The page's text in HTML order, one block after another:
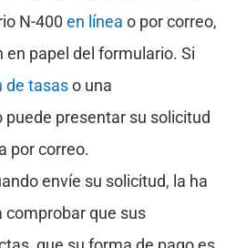
N-400 en línea o por correo,
en papel del formulario. Si
de tasaso una
puede presentar su solicitud
por correo.
envíe su solicitud, la ha
comprobar que sus